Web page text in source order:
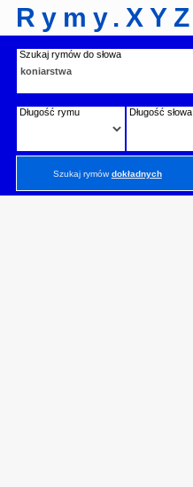
Rymy.XYZ
Szukaj rymów do słowa
Długość rymu Długość słowa
Szukaj rymówdokładnych